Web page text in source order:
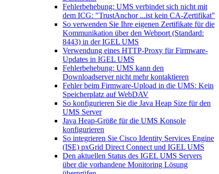
Fehlerbehebung: UMS verbindet sich nicht mit
dem ICG: "TrustAnchor ...ist kein CA-Zertifikat"
So verwenden Sie Ihre eigenen Zertifikate für die
Kommunikation über den Webport (Standard:
8443) in der IGEL UMS
Verwendung eines HTTP-Proxy für Firmware-
Updates in IGEL UMS
Fehlerbehebung: UMS kann den
Downloadserver nicht mehr kontaktieren
Fehler beim Firmware-Upload in die UMS: Kein
Speicherplatz auf WebDAV
So konfigurieren Sie die Java Heap Size für den
UMS Server
Java Heap-Größe für die UMS Konsole
konfigurieren
So integrieren Sie Cisco Identity Services Engine
(ISE) pxGrid Direct Connect und IGEL UMS
Den aktuellen Status des IGEL UMS Servers
über die vorhandene Monitoring Lösung